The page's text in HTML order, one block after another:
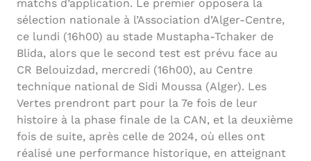
matchs d’application. Le premier opposera la
sélection nationale à l’Association d’Alger-Centre,
ce lundi (16h00) au stade Mustapha-Tchaker de
Blida, alors que le second test est prévu face au
CR Belouizdad, mercredi (16h00), au Centre
technique national de Sidi Moussa (Alger). Les
Vertes prendront part pour la 7e fois de leur
histoire à la phase finale de la CAN, et la deuxième
fois de suite, après celle de 2024, où elles ont
réalisé une performance historique, en atteignant